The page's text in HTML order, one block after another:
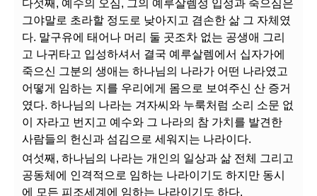
다섯째, 예수의 오심, 그의 예루살렘성 입성과 죽으심은
그야말로 초라할 정도로 낮아지고 겸손한 삶 그 자체였
다. 말구유에 태어나 머리 둘 곳조차 없는 공생애 그리
고 나귀타고 입성하셔서 결국 예루살렘에서 십자가에
죽으신 그분의 생애는 하나님의 나라가 어떤 나라였고
어떻게 임하는 지를 우리에게 몸으로 보여주신 산 증거
였다. 하나님의 나라는 겨자씨와 누룩처럼 소리 소문 없
이 자라고 번지고 예수와 그 나라의 참 가치를 발견한
사람들의 헌신과 섬김으로 세워지는 나라이다.
여섯째, 하나님의 나라는 개인의 일상과 삶 전체 그리고
공동체에 인격적으로 임하는 나라이기도 하지만 동시
에 모든 피조세계에 임하는 나라이기도 하다.